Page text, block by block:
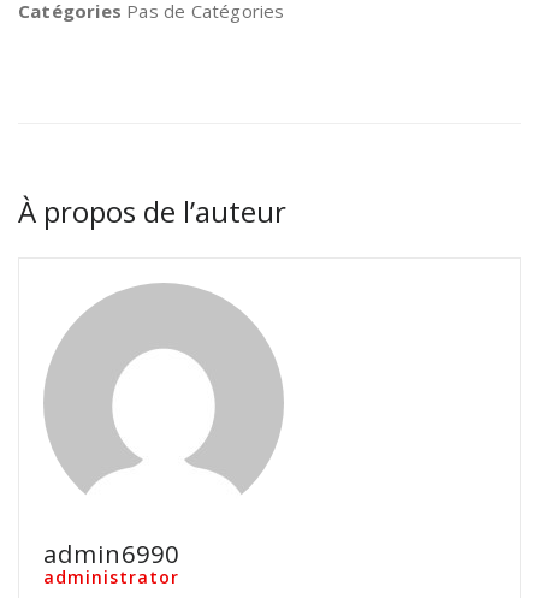
Catégories Pas de Catégories
À propos de l’auteur
admin6990
administrator